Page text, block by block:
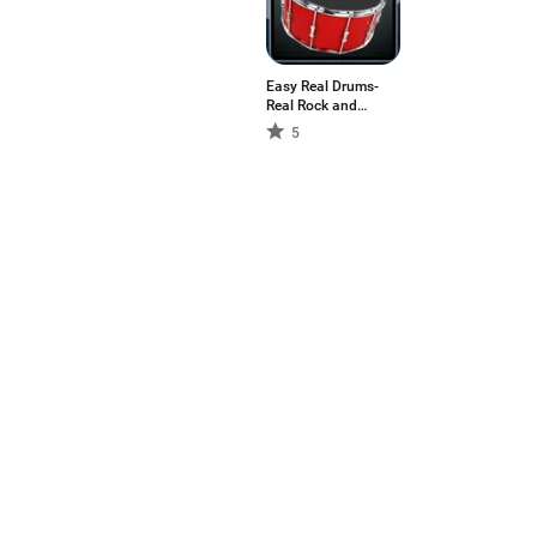
Easy Real Drums-
Real Rock and
jazz Drum music
game
5